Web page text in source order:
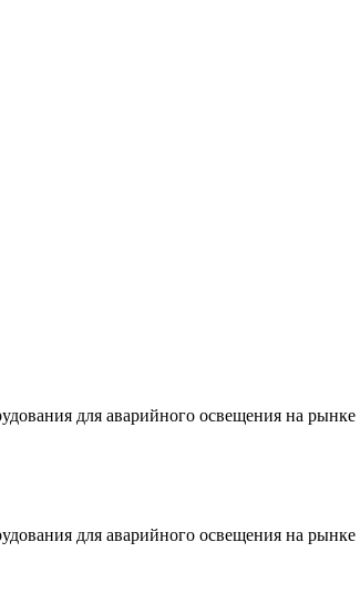
для аварийного освещения на
для аварийного освещения на